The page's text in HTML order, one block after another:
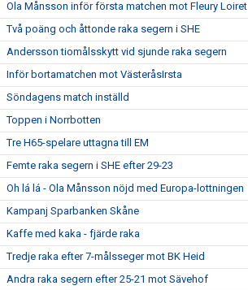
Ola Månsson inför första matchen mot Fleury Loiret
Två poäng och åttonde raka segern i SHE
Andersson tiomålsskytt vid sjunde raka segern
Inför bortamatchen mot VästeråsIrsta
Söndagens match inställd
Toppen i Norrbotten
Tre H65-spelare uttagna till EM
Femte raka segern i SHE efter 29-23
Oh lá lá - Ola Månsson nöjd med Europa-lottningen
Kampanj Sparbanken Skåne
Kaffe med kaka - fjärde raka
Tredje raka efter 7-målsseger mot BK Heid
Andra raka segern efter 25-21 mot Sävehof